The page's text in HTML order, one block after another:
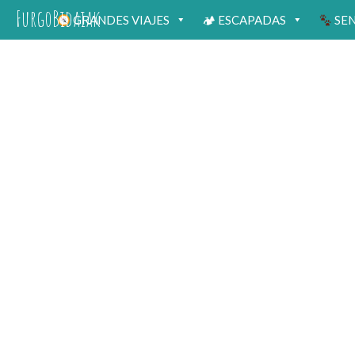
FurgoBidaiakGRANDES VIAJES 🏕 ESCAPADAS